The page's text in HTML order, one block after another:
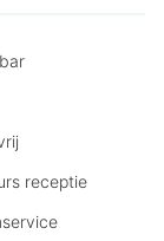
receptie